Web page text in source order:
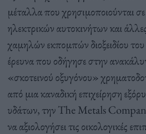
μέταλλα που χρησιμοποιούνται
ηλεκτρικών αυτοκινήτων και
χαμηλών εκπομπών διοξειδίου
έρευνα που οδήγησε στην
«σκοτεινού οξυγόνου»
από μια καναδική επιχείρηση
υδάτων, την The Metals
να αξιολογήσει τις οικολογικές